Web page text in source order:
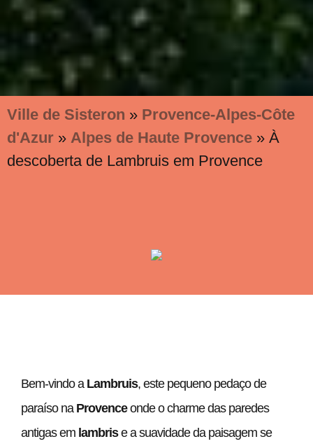
Ville de Sisteron » Provence-Alpes-Côte
d'Azur » Alpes de Haute Provence » À
descoberta de Lambruis em Provence
Bem-vindo a Lambruis, este pequeno pedaço de
paraíso na Provenceonde o charme das paredes
antigas em lambrise a suavidade da paisagem se